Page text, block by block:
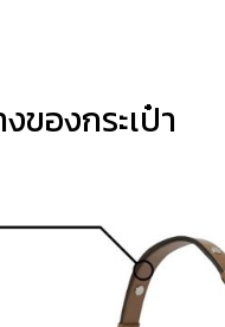
ของกระเป๋า